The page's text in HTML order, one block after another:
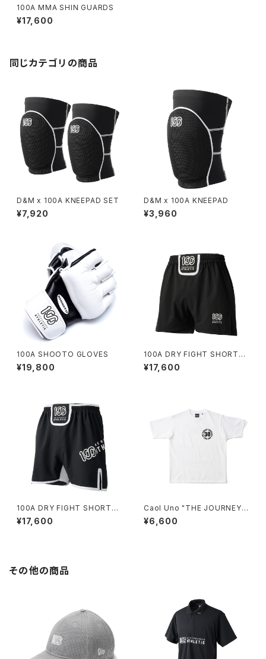
100A MMA SHIN GUARDS
¥17,600
同じカテゴリの商品
D&M x 100A KNEEPAD SET
¥7,920
D&M x 100A KNEEPAD
¥3,960
100A SHOOTO GLOVES
¥19,800
100A DRY FIGHT SHORTS
*Type-B
¥17,600
100A DRY FIGHT SHORTS
*Type-A
¥17,600
Caol Uno "THE JOURNEY
CONTINUES" HEAVYWEIGH
T S/S TEE
¥6,600
その他の商品